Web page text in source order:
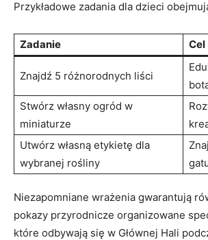
Przykładowe zadania dla dzieci
Zadanie Cel
Znajdź 5 różnorodnych liści
Stwórz własny ogród w
miniaturze
Utwórz własną etykietę dla
wybranej⁢ rośliny
Niezapomniane wrażenia gwarantują
pokazy przyrodnicze organizowane
które odbywają się ​w ⁣Głównej Hali